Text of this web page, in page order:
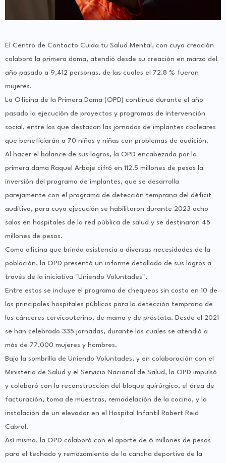
El Centro de Contacto Cuida tu Salud Mental, con cuya creación
colaboró la primera dama, atendió desde su creación en marzo del
año pasado a 9,412 personas, de las cuales el 72.8 % fueron
mujeres.
La Oficina de la Primera Dama (OPD) continuó durante el año
pasado la ejecución de proyectos y programas de intervención
social, entre los que destacan las jornadas de implantes cocleares
que beneficiarán a 70 niños y niñas con problemas de audición.
Al hacer el balance de sus logros, la OPD encabezada por la
primera dama Raquel Arbaje cifró en 112.5 millones de pesos la
inversión del programa de implantes, que se desarrolla
parejamente con el programa de detección temprana del déficit
auditivo, para cuya ejecución se habilitaron durante 2023 ocho
salas en hospitales de la red pública de salud y se destinaron 45
millones de pesos.
Como oficina que brinda asistencia a diversas necesidades de la
población, la OPD presentó un informe detallado de sus logros a
través de la iniciativa "Uniendo Voluntades".
Entre estos se incluye el programa de chequeos sin costo en 10 de
los principales hospitales públicos para la detección temprana de
los cánceres cervicouterino, de mama y de próstata. Desde el 2021
se han celebrado 335 jornadas, durante las cuales se atendió a
más de 77,000 mujeres y hombres.
Bajo la sombrilla de Uniendo Voluntades, y en colaboración con el
Ministerio de Salud y el Servicio Nacional de Salud, la OPD impulsó
y colaboró con la reconstrucción del bloque quirúrgico, el área de
facturación, toma de muestras, remodelación de la cocina, y la
instalación de un elevador en el Hospital Infantil Robert Reid
Cabral.
Así mismo, la OPD colaboró con el aporte de 6 millones de pesos
para el techado y remozamiento de la cancha deportiva de la